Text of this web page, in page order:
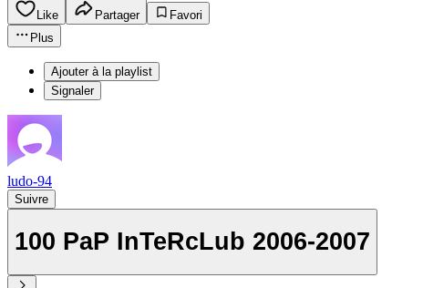
Like Partager
Favori
Plus
Ajouter à la playlist
Signaler
ludo-94
Suivre
100 PaP InTeRcLub 2006-2007